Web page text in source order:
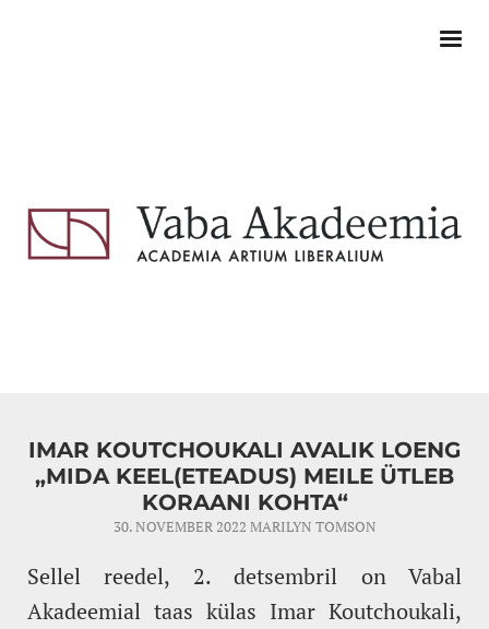
IMAR KOUTCHOUKALI AVALIK LOENG
„MIDA KEEL(ETEADUS) MEILE ÜTLEB
KORAANI KOHTA“
30. NOVEMBER 2022 MARILYN TOMSON
Sellel reedel, 2. detsembril on Vabal
Akadeemial taas külas Imar Koutchoukali,